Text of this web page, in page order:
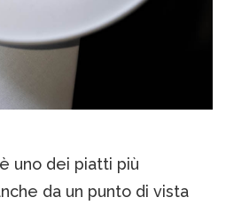
è uno dei piatti più
da un punto di vista